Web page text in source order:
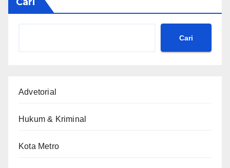
Cari
Advetorial
Hukum & Kriminal
Kota Metro